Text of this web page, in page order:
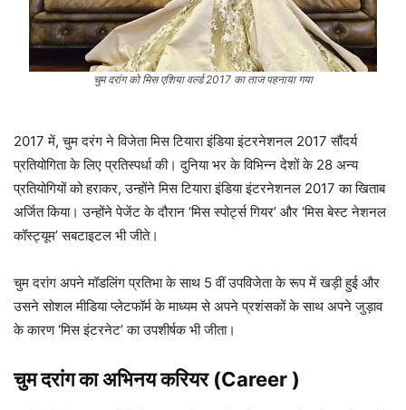
चुम दरांग को मिस एशिया वर्ल्ड 2017 का ताज पहनाया गया
2017 में, चुम दरंग ने विजेता मिस टियारा इंडिया इंटरनेशनल 2017 सौंदर्य
प्रतियोगिता के लिए प्रतिस्पर्धा की। दुनिया भर के विभिन्न देशों के 28 अन्य
प्रतियोगियों को हराकर, उन्होंने मिस टियारा इंडिया इंटरनेशनल 2017 का खिताब
अर्जित किया। उन्होंने पेजेंट के दौरान ‘मिस स्पोर्ट्स गियर’ और ‘मिस बेस्ट नेशनल
कॉस्ट्यूम’ सबटाइटल भी जीते।
चुम दरांग अपने मॉडलिंग प्रतिभा के साथ 5 वीं उपविजेता के रूप में खड़ी हुई और
उसने सोशल मीडिया प्लेटफॉर्म के माध्यम से अपने प्रशंसकों के साथ अपने जुड़ाव
के कारण ‘मिस इंटरनेट’ का उपशीर्षक भी जीता।
चुम दरांगका अभिनय करियर (Career )